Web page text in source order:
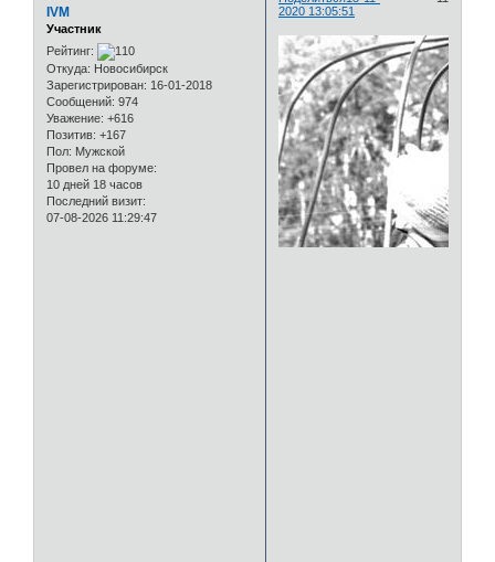
2020 13:05:51
IVM
Участник
Рейтинг:
Откуда: Новосибирск
Зарегистрирован: 16-01-2018
Сообщений: 974
Уважение: +616
Позитив: +167
Пол: Мужской
Провел на форуме:
10 дней 18 часов
Последний визит:
07-08-2026 11:29:47